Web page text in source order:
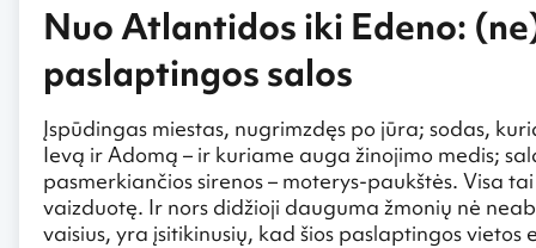
Nuo Atlantidos iki Edeno:
paslaptingos salos
Įspūdingas miestas, nugrimzdęs po jūra; sodas,
Ievą ir Adomą – ir kuriame auga žinojimo medis;
pasmerkiančios sirenos – moterys-paukštės. Visa
vaizduotę. Ir nors didžioji dauguma žmonių nė
vaisius, yra įsitikinusių, kad šios paslaptingos